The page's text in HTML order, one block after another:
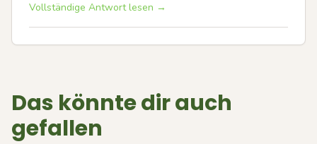
Vollständige Antwort lesen →
Das könnte dir auch
gefallen